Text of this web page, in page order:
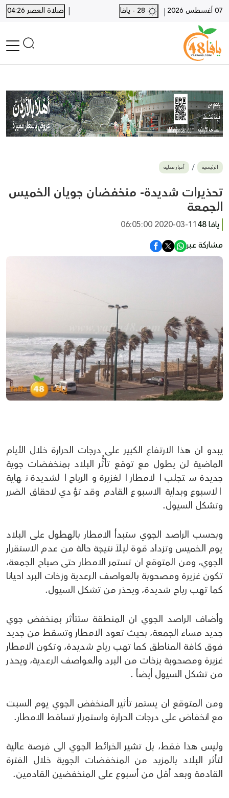
07 أغسطس 2026 |
| صلاة العصر 04:26
أخبار محلية
أخبار يافا
SHORTS
أخبار اللد والرملة
بيع وشراء
أخبار القدس
وفيات
المزيد
ارسل خبر
الرئيسية أخبار محلية
تحذيرات شديدة- منخفضان جويان الخميس
الجمعة
يافا 48
2020-03-11 06:05:00
مشاركة عبر
يبدو ان هذا الارتفاع الكبير على درجات الحرارة خلال الأيام
الماضية لن يطول مع توقع تأثُّر البلاد بمنخفضات جوية
جديدة ستجلب الامطار الغزيرة والرياح الشديدة نهاية
الاسبوع وبداية الاسبوع القادم وقد تؤدي لاحقاق الضرر
وتشكل السيول.
وبحسب الراصد الجوي ستبدأ الامطار بالهطول على البلاد
يوم الخميس وتزداد قوة ليلاً نتيجة حالة من عدم الاستقرار
الجوي، ومن المتوقع ان تستمر الامطار حتى صباح الجمعة،
تكون غزيرة ومصحوبة بالعواصف الرعدية وزخات البرد احيانا
كما تهب رياح شديدة، ويحذر من تشكل السيول.
وأضاف الراصد الجوي ان المنطقة ستتأثر بمنخفض جوي
جديد مساء الجمعة، بحيث تعود الامطار وتسقط من جديد
فوق كافة المناطق كما تهب رياح شديدة، وتكون الامطار
غزيرة ومصحوبة بزخات من البرد والعواصف الرعدية، ويحذر
من تشكل السيول أيضاً .
ومن المتوقع ان يستمر تأثير المنخفض الجوي يوم السبت
مع انخفاض على درجات الحرارة واستمرار تساقط الامطار.
وليس هذا فقط، بل تشير الخرائط الجوي الى فرصة عالية
لتأثر البلاد بالمزيد من المنخفضات الجوية خلال الفترة
القادمة وبعد أقل من أسبوع على المنخفضين القادمين.